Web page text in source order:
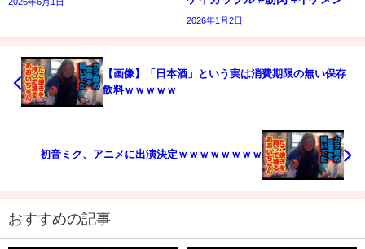
2026年1月2日
【画像】「日本酒」という実は消費期限の無い保存
飲料ｗｗｗｗｗ
初音ミク、アニメに出演決定ｗｗｗｗｗｗｗｗ
おすすめの記事